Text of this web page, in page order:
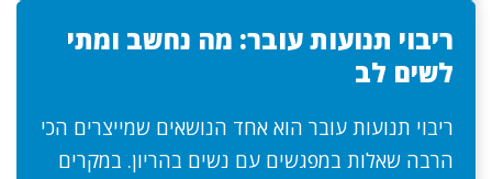
ריבוי תנועות עובר: מה נחשב ומתי
לשים לב
ריבוי תנועות עובר הוא אחד הנושאים שמייצרים הכי
הרבה שאלות במפגשים עם נשים בהריון. במקרים